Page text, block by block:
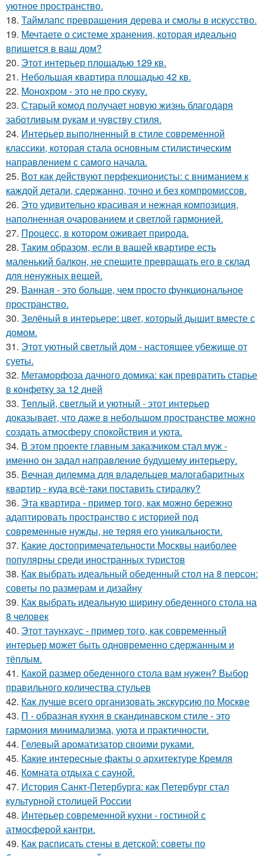
уютное пространство.
18. Таймлапс превращения дерева и смолы в искусство.
19. Мечтаете о системе хранения, которая идеально
впишется в ваш дом?
20. Этот интерьер площадью 129 кв.
21. Небольшая квартира площадью 42 кв.
22. Монохром - это не про скуку.
23. Старый комод получает новую жизнь благодаря
заботливым рукам и чувству стиля.
24. Интерьер выполненный в стиле современной
классики, которая стала основным стилистическим
направлением с самого начала.
25. Вот как действуют перфекционисты: с вниманием к
каждой детали, сдержанно, точно и без компромиссов.
26. Это удивительно красивая и нежная композиция,
наполненная очарованием и светлой гармонией.
27. Процесс, в котором оживает природа.
28. Таким образом, если в вашей квартире есть
маленький балкон, не спешите превращать его в склад
для ненужных вещей.
29. Ванная - это больше, чем просто функциональное
пространство.
30. Зелёный в интерьере: цвет, который дышит вместе с
домом.
31. Этот уютный светлый дом - настоящее убежище от
суеты.
32. Метаморфоза дачного домика: как превратить старье
в конфетку за 12 дней
33. Теплый, светлый и уютный - этот интерьер
доказывает, что даже в небольшом пространстве можно
создать атмосферу спокойствия и уюта.
34. В этом проекте главным заказчиком стал муж -
именно он задал направление будущему интерьеру.
35. Вечная дилемма для владельцев малогабаритных
квартир - куда всё-таки поставить стиралку?
36. Эта квартира - пример того, как можно бережно
адаптировать пространство с историей под
современные нужды, не теряя его уникальности.
37. Какие достопримечательности Москвы наиболее
популярны среди иностранных туристов
38. Как выбрать идеальный обеденный стол на 8 персон:
советы по размерам и дизайну
39. Как выбрать идеальную ширину обеденного стола на
8 человек
40. Этот таунхаус - пример того, как современный
интерьер может быть одновременно сдержанным и
тёплым.
41. Какой размер обеденного стола вам нужен? Выбор
правильного количества стульев
42. Как лучше всего организовать экскурсию по Москве
43. П - образная кухня в скандинавском стиле - это
гармония минимализма, уюта и практичности.
44. Гелевый ароматизатор своими руками.
45. Какие интересные факты о архитектуре Кремля
46. Комната отдыха с сауной.
47. История Санкт-Петербурга: как Петербург стал
культурной столицей России
48. Интерьер современной кухни - гостиной с
атмосферой кантри.
49. Как расписать стены в детской: советы по